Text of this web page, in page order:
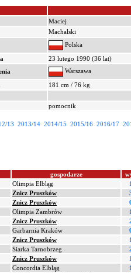
Maciej
Machalski
Polska
23 lutego 1990 (36 lat)
Warszawa
181 cm / 76 kg
pomocnik
13 2013/14 2014/15 2015/16 2016/17
gospodarze
Olimpia Elbląg
Znicz Pruszków
Znicz Pruszków
Olimpia Zambrów
Znicz Pruszków
Garbarnia Kraków
Znicz Pruszków
Siarka Tarnobrzeg
Znicz Pruszków
Concordia Elbląg